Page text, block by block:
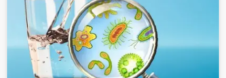
hoạt hằng ngày. Nếu không được xử lý đúng cách,
nước đóng cặn có thể khiến bạn tốn nhiều chi phí sửa
chữa về lâu dài. Cùng Giải Pháp Nước tìm hiểu chi tiết
qua bài viết dưới đây.